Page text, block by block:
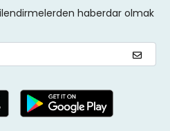
haberdar olmak